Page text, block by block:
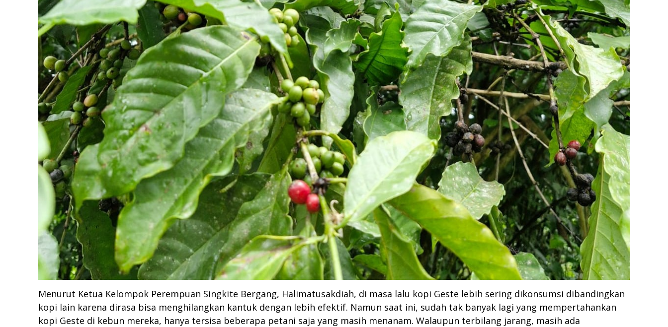
Menurut Ketua Kelompok Perempuan Singkite Bergang, Halimatusakdiah, di masa lalu kopi Geste lebih sering dikonsumsi dibandingkan
kopi lain karena dirasa bisa menghilangkan kantuk dengan lebih efektif. Namun saat ini, sudah tak banyak lagi yang mempertahankan
kopi Geste di kebun mereka, hanya tersisa beberapa petani saja yang masih menanam. Walaupun terbilang jarang, masih ada